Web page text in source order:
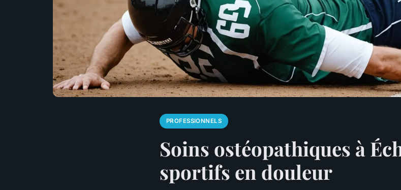
PROFESSIONNELS
Soins ostéopathiques à
sportifs en douleur